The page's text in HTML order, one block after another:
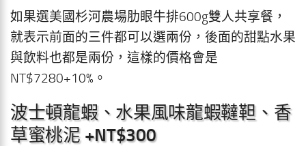
如果選美國杉河農場肋眼牛排600g雙人共享餐，
就表示前面的三件都可以選兩份，後面的甜點水果
與飲料也都是兩份，這樣的價格會是
NT$7280+10%。
波士頓龍蝦、水果風味龍蝦韃靼、香
草蜜桃泥 +NT$300